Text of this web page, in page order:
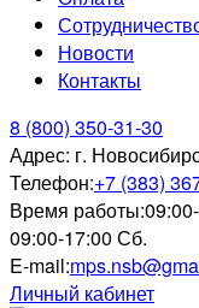
Новости
Контакты
8 (800) 350-31-30
Адрес: г.
Телефон:+7 (383)
Время работы:
09:00-17:00 Сб.
E-mail:
Личный кабинет